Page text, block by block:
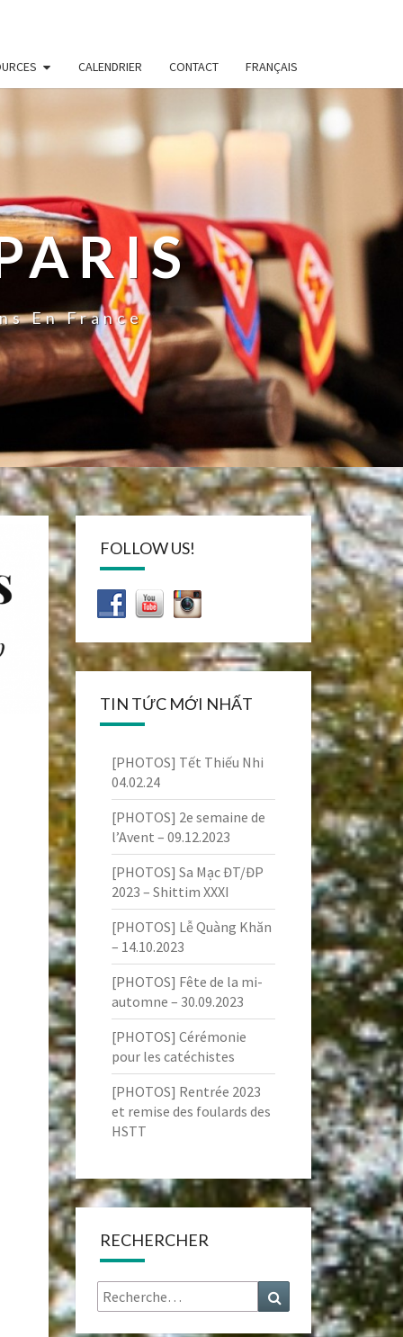
CALENDRIER CONTACT FRANÇAIS
En France
FOLLOW US!
TIN TỨC MỚI NHẤT
[PHOTOS] Tết Thiếu Nhi
04.02.24
[PHOTOS] 2e semaine de
l’Avent – 09.12.2023
[PHOTOS] Sa Mạc ĐT/ĐP
2023 – Shittim XXXI
[PHOTOS] Lễ Quàng Khăn
– 14.10.2023
[PHOTOS] Fête de la mi-
automne – 30.09.2023
[PHOTOS] Cérémonie
pour les catéchistes
[PHOTOS] Rentrée 2023
et remise des foulards des
HSTT
RECHERCHER
Rechercher : Recherche